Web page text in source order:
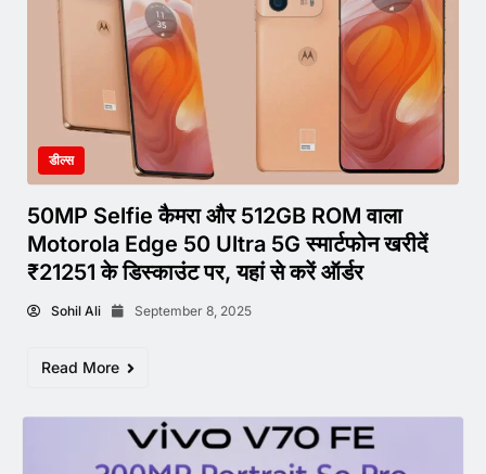
डील्स
50MP Selfie कैमरा और 512GB ROM वाला
Motorola Edge 50 Ultra 5G स्मार्टफोन खरीदें
₹21251 के डिस्काउंट पर, यहां से करें ऑर्डर
Sohil Ali September 8, 2025
Read More